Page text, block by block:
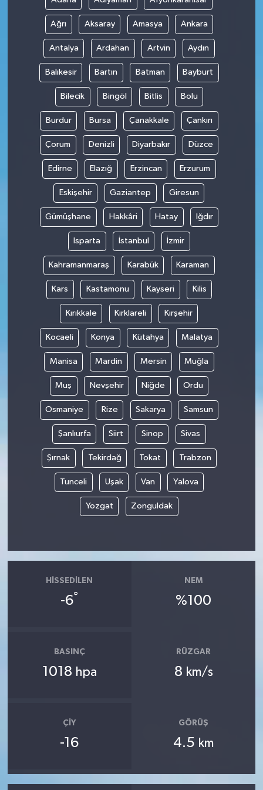
Ağrı Aksaray Amasya Ankara
Antalya Ardahan Artvin Aydın
Balıkesir Bartın Batman Bayburt
Bilecik Bingöl Bitlis Bolu
Burdur Bursa Çanakkale Çankırı
Çorum Denizli Diyarbakır Düzce
Edirne Elazığ Erzincan Erzurum
Eskişehir Gaziantep Giresun
Gümüşhane Hakkâri Hatay Iğdır
Isparta İstanbul İzmir
Kahramanmaraş Karabük Karaman
Kars Kastamonu Kayseri Kilis
Kırıkkale Kırklareli Kırşehir
Kocaeli Konya Kütahya Malatya
Manisa Mardin Mersin Muğla
Muş Nevşehir Niğde Ordu
Osmaniye Rize Sakarya Samsun
Şanlıurfa Siirt Sinop Sivas
Şırnak Tekirdağ Tokat Trabzon
Tunceli Uşak Van Yalova
Yozgat Zonguldak
HISSEDILEN
-6°
NEM
%100
BASINÇ
1018 hpa
RÜZGAR
8 km/s
ÇIY
-16
GÖRÜŞ
4.5 km